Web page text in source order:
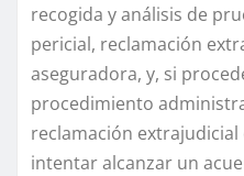
recogida y análisis de
pericial, reclamación
aseguradora, y, si
procedimiento
reclamación
intentar alcanzar un